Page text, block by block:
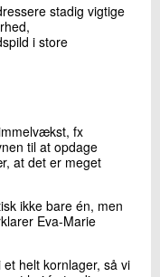
stadig vigtige
i store
fx
til at opdage
at det er meget
ikke bare én, men
Eva-Marie
helt kornlager, så vi